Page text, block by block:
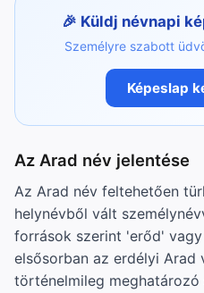
Küldj névnapi
Személyre szabott
Képeslap
Az Arad név jelentése
Az Arad név feltehetően
helynévből vált
források szerint 'erőd'
elsősorban az erdélyi
történelmileg